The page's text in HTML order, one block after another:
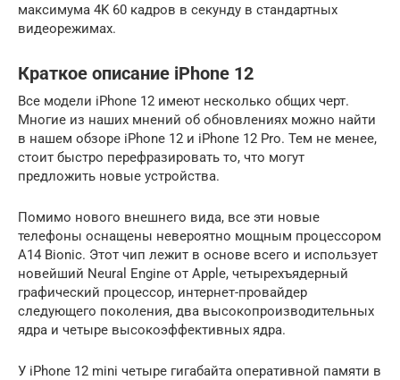
максимума 4K 60 кадров в секунду в стандартных
видеорежимах.
Краткое описание iPhone 12
Все модели iPhone 12 имеют несколько общих черт.
Многие из наших мнений об обновлениях можно найти
в нашем обзоре iPhone 12 и iPhone 12 Pro. Тем не менее,
стоит быстро перефразировать то, что могут
предложить новые устройства.
Помимо нового внешнего вида, все эти новые
телефоны оснащены невероятно мощным процессором
A14 Bionic. Этот чип лежит в основе всего и использует
новейший Neural Engine от Apple, четырехъядерный
графический процессор, интернет-провайдер
следующего поколения, два высокопроизводительных
ядра и четыре высокоэффективных ядра.
У iPhone 12 mini четыре гигабайта оперативной памяти в